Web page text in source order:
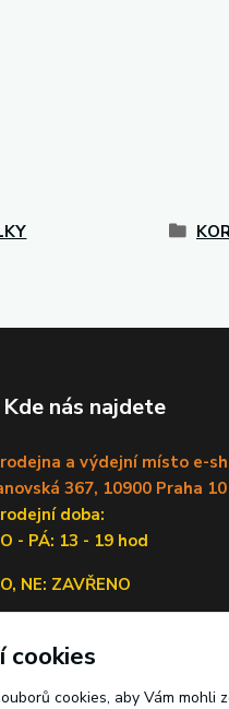
Kde nás najdete
a výdejní místo e-
367, 10900 Praha 10
doba:
- PÁ: 13 - 19 hod
NE: ZAVŘENO
1519/9, 14900 Praha 4
cookies
cookies, aby Vám mohli